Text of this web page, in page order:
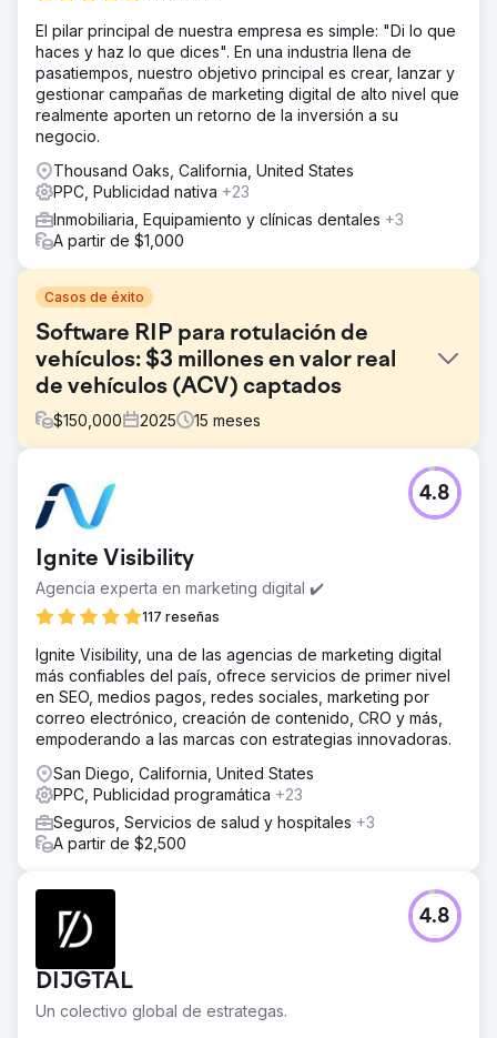
El pilar principal de nuestra empresa es simple: "Di lo que
haces y haz lo que dices". En una industria llena de
pasatiempos, nuestro objetivo principal es crear, lanzar y
gestionar campañas de marketing digital de alto nivel que
realmente aporten un retorno de la inversión a su
negocio.
Thousand Oaks, California, United States
PPC, Publicidad nativa +23
Inmobiliaria, Equipamiento y clínicas dentales +3
A partir de $1,000
Casos de éxito
Software RIP para rotulación de
vehículos: $3 millones en valor real
de vehículos (ACV) captados
$150,000 2025 15 meses
La mayoría de los talleres de rotulación de vehículos
desconocen el software RIP y el potencial de ahorro en
B2B (talleres de vehículos) fuera de las conferencias.
Dentro de las conferencias, la exposición a todo el
mercado es limitada. El cliente necesitaba una forma
fiable de anunciarse ante sus clientes objetivo. Dirigirse
únicamente a las palabras clave en la parte inferior del
embudo no generaría suficiente volumen. Y en la parte
superior del embudo, es probable que estas palabras
clave tengan un volumen bajo.
La solución
IOI adoptó un enfoque basado en el ciclo de vida del
cliente. Analizamos los problemas que enfrentaban los
talleres de rotulación de vehículos y qué podrían buscar
en esa situación. Desarrollamos una estrategia de
marketing para fomentar el conocimiento del producto,
soluciones, con posicionamiento multicanal. Combinamos
Google Ads con contenido SEO, cubriendo
estratégicamente palabras clave de bajo volumen y
publicando más de 120 páginas con estilo publicitario.
Con Google Ads, implementamos anuncios de contenido
de ventas.
Ignite Visibility
Agencia experta en marketing digital ✔️
117 reseñas
4.8
Ignite Visibility, una de las agencias de marketing digital
más confiables del país, ofrece servicios de primer nivel
en SEO, medios pagos, redes sociales, marketing por
correo electrónico, creación de contenido, CRO y más,
empoderando a las marcas con estrategias innovadoras.
San Diego, California, United States
PPC, Publicidad programática +23
Seguros, Servicios de salud y hospitales +3
A partir de $2,500
DIJGTAL
Un colectivo global de estrategas.
4.8